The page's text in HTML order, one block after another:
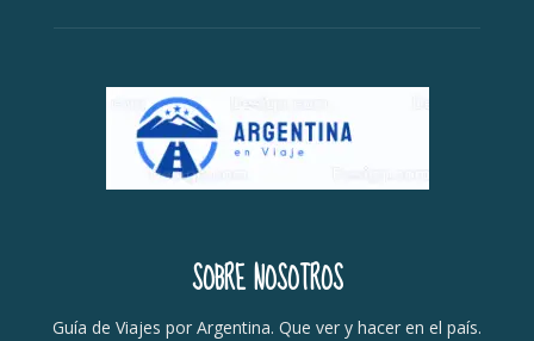
SOBRE NOSOTROS
Guía de Viajes por Argentina. Que ver y hacer en el país.